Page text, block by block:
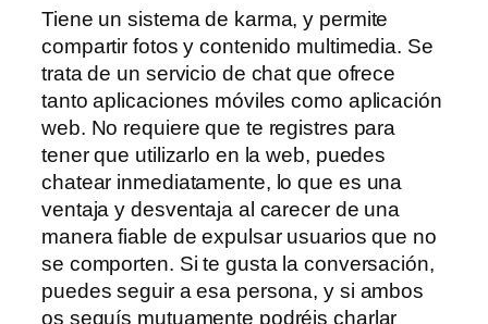
Tiene un sistema de karma, y permite
compartir fotos y contenido multimedia. Se
trata de un servicio de chat que ofrece
tanto aplicaciones móviles como aplicación
web. No requiere que te registres para
tener que utilizarlo en la web, puedes
chatear inmediatamente, lo que es una
ventaja y desventaja al carecer de una
manera fiable de expulsar usuarios que no
se comporten. Si te gusta la conversación,
puedes seguir a esa persona, y si ambos
os seguís mutuamente podréis charlar